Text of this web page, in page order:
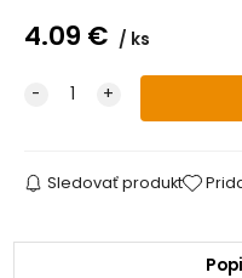
4.09 € ks
Sledovať produkt